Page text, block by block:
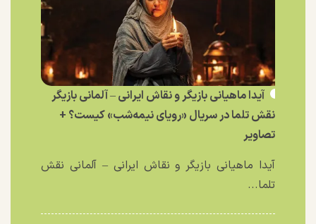
آیدا ماهیانی بازیگر و نقاش ایرانی – آلمانی بازیگر
نقش تلما در سریال «رویای نیمه‌شب» کیست؟ +
تصاویر
آیدا ماهیانی بازیگر و نقاش ایرانی – آلمانی نقش
تلما...